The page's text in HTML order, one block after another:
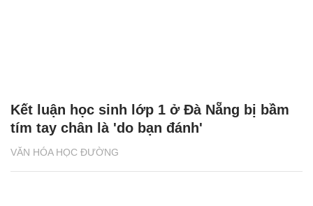
VĂN HÓA HỌC ĐƯỜNG
Kết luận học sinh lớp 1 ở Đà Nẵng bị bầm
tím tay chân là 'do bạn đánh'